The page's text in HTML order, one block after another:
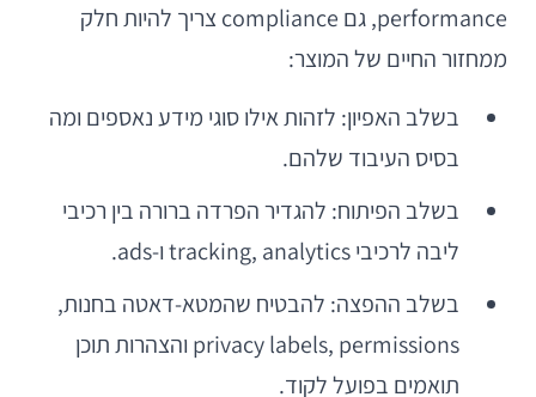
performance, גם compliance צריך להיות חלק
ממחזור החיים של המוצר:
בשלב האפיון: לזהות אילו סוגי מידע נאספים ומה
בסיס העיבוד שלהם.
בשלב הפיתוח: להגדיר הפרדה ברורה בין רכיבי
ליבה לרכיבי tracking, analytics ו-ads.
בשלב ההפצה: להבטיח שהמטא-דאטה בחנות,
privacy labels, permissions והצהרות תוכן
תואמים בפועל לקוד.